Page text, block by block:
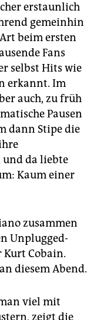
erstaunlich
gemeinhin
beim ersten
Fans
selbst Hits wie
erkannt. Im
auch, zu früh
Pausen
dann Stipe die
da liebte
Kaum einer
zusammen
Unplugged-
Kurt Cobain.
diesem Abend.
viel mit
zeigt die